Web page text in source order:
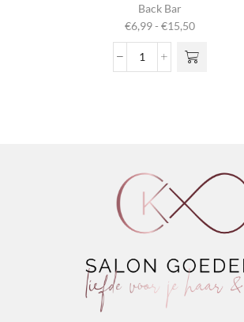
Back Bar
€6,99- €15,50Prijsklasse:
tot
Nº03
heeft
meerdere
optie kan